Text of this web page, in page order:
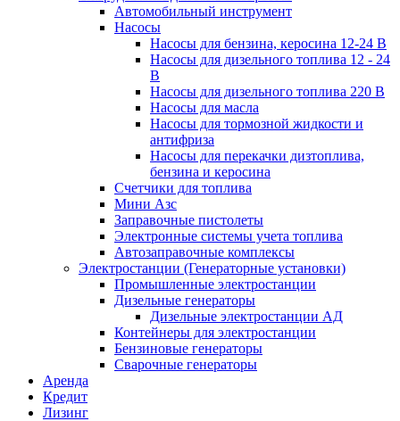
Автомобильный инструмент
Насосы
Насосы для бензина, керосина 12-24 В
Насосы для дизельного топлива 12 - 24
В
Насосы для дизельного топлива 220 В
Насосы для масла
Насосы для тормозной жидкости и
антифриза
Насосы для перекачки дизтоплива,
бензина и керосина
Счетчики для топлива
Мини Азс
Заправочные пистолеты
Электронные системы учета топлива
Автозаправочные комплексы
Электростанции (Генераторные установки)
Промышленные электростанции
Дизельные генераторы
Дизельные электростанции АД
Контейнеры для электростанции
Бензиновые генераторы
Сварочные генераторы
Аренда
Кредит
Лизинг